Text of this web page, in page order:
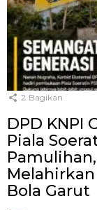
2 Bagikan
DPD KNPI
Piala
Bola Garut